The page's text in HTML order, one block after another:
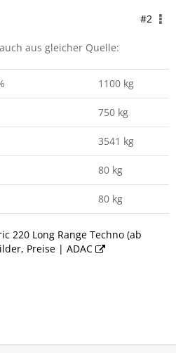
#2
aus gleicher Quelle:
1100 kg
750 kg
3541 kg
80 kg
80 kg
220 Long Range Techno (ab
Preise | ADAC